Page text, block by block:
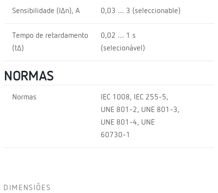
Sensibilidade (I∆n), A 0,03 … 3 (seleccionable)
Tempo de retardamento
(t∆)
0,02 … 1 s
(selecionável)
NORMAS
Normas
IEC 1008, IEC 255-5,
UNE 801-2, UNE 801-3,
UNE 801-4, UNE
60730-1
DIMENSIÕES